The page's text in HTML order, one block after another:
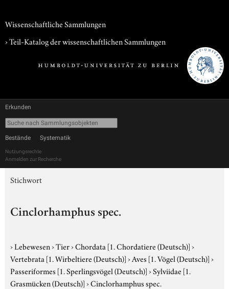
Wissenschaftliche Sammlungen
› Teil-Katalog der wissenschaftlichen Sammlungen
Erkunden
Bestände Systematik
Nutzungsrechte
Anmelden zur Recherche
Stichwort
Cinclorhamphus spec.
›Lebewesen›Tier›Chordata [1. Chordatiere (Deutsch)]›
Vertebrata [1. Wirbeltiere (Deutsch)]›Aves [1. Vögel (Deutsch)]›
Passeriformes [1. Sperlingsvögel (Deutsch)]›Sylviidae [1.
Grasmücken (Deutsch)]›Cinclorhamphus spec.